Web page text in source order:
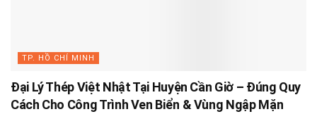
TP. HỒ CHÍ MINH
Đại Lý Thép Việt Nhật Tại Huyện Cần Giờ – Đúng Quy
Cách Cho Công Trình Ven Biển & Vùng Ngập Mặn